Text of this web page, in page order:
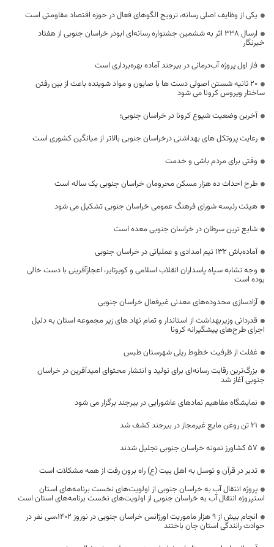
یکی از وظایف اصلی رسانه‌، ترویج الگوهای فعال در حوزه اقتصاد مقاومتی است
ارسال ۳۳۸ اثر به ششمین جشنواره رسانه‌ای ابوذر خراسان جنوبی از هفتاد
خبرنگار
فاز اول پروژه آب‌درمانی در بیرجند آماده بهره‌برداری است
20 ثانیه شستن اصولی دست ها با صابون و مواد شوینده باعث از بین رفتن
ساختار ویروس کرونا می شود
آخرین وضعیت شیوع کرونا در خراسان جنوبی؛
رعایت پروتکل های بهداشتی درخراسان جنوبی بالاتر از میانگین کشوری است
وقتی برای مردم باشی و خدمت
طرح احداث ده هزار مسکن محرومان خراسان جنوبی یک ساله است
هیئت رئیسه شورای فرهنگ عمومی خراسان جنوبی تشکیل می شود
شایع ترین سرطان در خراسان جنوبی معده است
آماده‌باش ۱۳۲ تیم امدادی و عملیاتی در خراسان جنوبی
وجه تشابه سپاه پاسداران انقلاب اسلامی و کویرتایر، اعجازآفرینی با دست خالی
بوده است
آزادسازی محدوده‌های معدنی غیرفعال خراسان جنوبی
قدردانی وزیربهداشت از استاندار و تمام نهاد های زیر مجموعه استان به دلیل
اجرای طرح‌های پیشگیرانه کرونا
غفلت از ظرفیت خطوط ریلی شهرستان طبس
بزرگ‌ترین رقابت رسانه‌ای برای تولید و انتشار محتوای امیدآفرین در خراسان
جنوبی آغاز شد
نمایشگاه مفاهیم نمادهای عاشورایی در بیرجند برگزار می شود
۲۱ تن روغن مایع غیرمجاز در بیرجند کشف شد
57 کشاورز نمونه خراسان جنوبی تجلیل شدند
تدبر در قرآن و توسل به اهل بیت (ع) راه برون رفت از همه مشکلات است
پروژه انتقال آب به خراسان جنوبی از اولویت‌های نخست برنامه‌های استان
استپروژه انتقال آب به خراسان جنوبی از اولویت‌های نخست برنامه‌های استان است
انجام بیش از ۹ هزار ماموریت اورژانس خراسان جنوبی در نوروز ۱۴۰۲،سی نفر در
حوادث رانندگی استان جان باختند